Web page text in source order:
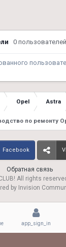
0
Opel Astra
по ремонту
Обратная связь
Facebook
All rights
by Invision
app_sign_in